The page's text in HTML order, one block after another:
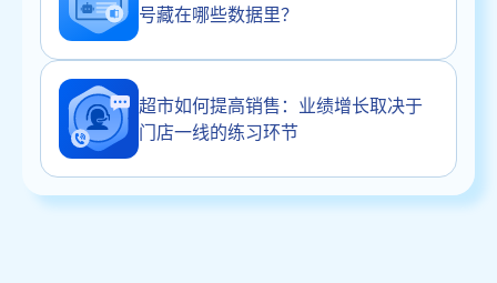
号藏在哪些数据里？
超市如何提高销售：业绩增长取决于
门店一线的练习环节